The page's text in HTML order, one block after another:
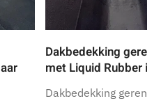
Dakbedekking
met Liquid Rubber in
Dakbedekking